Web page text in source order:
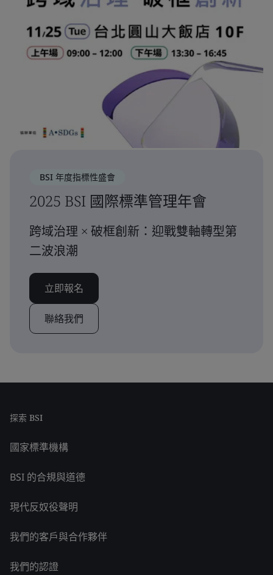
BSI 年度指標性盛會
2025 BSI 國際標準管理年會
跨域治理 × 破框創新：迎戰雙軸轉型第
二波浪潮
立即報名
聯絡我們
探索 BSI
國家標準機構
BSI 的合規與道德
現代反奴役聲明
我們的客戶與合作夥伴
我們的認證